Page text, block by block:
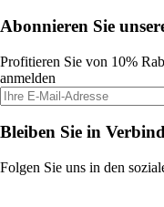
Abonnieren Sie
Profitieren Sie von 10%
anmelden
Bleiben Sie in
Folgen Sie uns in den